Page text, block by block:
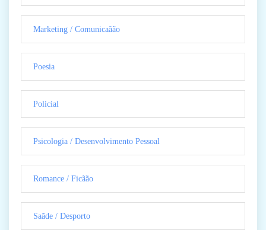
Marketing / Comunicaãão
Poesia
Policial
Psicologia / Desenvolvimento Pessoal
Romance / Ficãão
Saãde / Desporto